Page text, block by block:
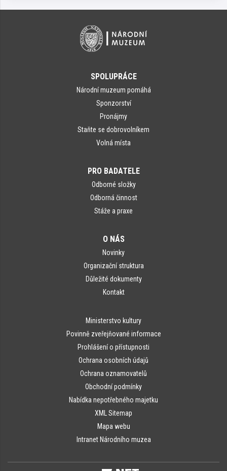
SPOLUPRÁCE
Národní muzeum pomáhá
Sponzorství
Pronájmy
Staňte se dobrovolníkem
Volná místa
PRO BADATELE
Odborné složky
Odborná činnost
Stáže a praxe
O NÁS
Novinky
Organizační struktura
Důležité dokumenty
Kontakt
Ministerstvo kultury
Povinně zveřejňované informace
Prohlášení o přístupnosti
Ochrana osobních údajů
Ochrana oznamovatelů
Obchodní podmínky
Nabídka nepotřebného majetku
XML Sitemap
Mapa webu
Intranet Národního muzea